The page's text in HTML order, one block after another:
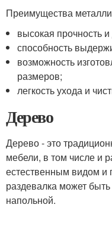
Преимущества
высокая прочность и
способность
возможность
размеров;
легкость ухода и
Дерево
Дерево - это
мебели, в том числе и
естественным видом
раздевалка может
напольной.